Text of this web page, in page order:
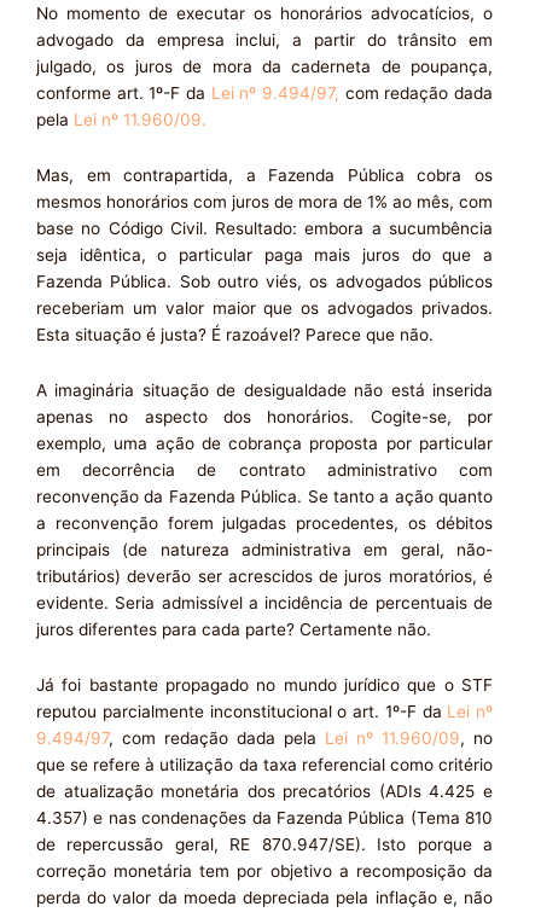
No momento de executar os honorários advocatícios, o
advogado da empresa inclui, a partir do trânsito em
julgado, os juros de mora da caderneta de poupança,
conforme art. 1º-F da Lei nº 9.494/97, com redação dada
pela Lei nº 11.960/09.
Mas, em contrapartida, a Fazenda Pública cobra os
mesmos honorários com juros de mora de 1% ao mês, com
base no Código Civil. Resultado: embora a sucumbência
seja idêntica, o particular paga mais juros do que a
Fazenda Pública. Sob outro viés, os advogados públicos
receberiam um valor maior que os advogados privados.
Esta situação é justa? É razoável? Parece que não.
A imaginária situação de desigualdade não está inserida
apenas no aspecto dos honorários. Cogite-se, por
exemplo, uma ação de cobrança proposta por particular
em decorrência de contrato administrativo com
reconvenção da Fazenda Pública. Se tanto a ação quanto
a reconvenção forem julgadas procedentes, os débitos
principais (de natureza administrativa em geral, não-
tributários) deverão ser acrescidos de juros moratórios, é
evidente. Seria admissível a incidência de percentuais de
juros diferentes para cada parte? Certamente não.
Já foi bastante propagado no mundo jurídico que o STF
reputou parcialmente inconstitucional o art. 1º-F da Lei nº
9.494/97, com redação dada pela Lei nº 11.960/09, no
que se refere à utilização da taxa referencial como critério
de atualização monetária dos precatórios (ADIs 4.425 e
4.357) e nas condenações da Fazenda Pública (Tema 810
de repercussão geral, RE 870.947/SE). Isto porque a
correção monetária tem por objetivo a recomposição da
perda do valor da moeda depreciada pela inflação e, não